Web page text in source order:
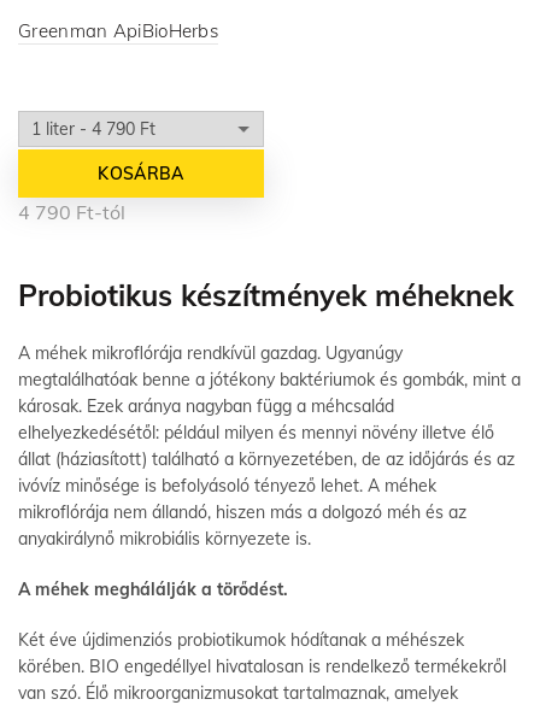
Greenman ApiBioHerbs
KOSÁRBA
4 790 Ft-tól
Probiotikus készítmények méheknek
A méhek mikroflórája rendkívül gazdag. Ugyanúgy
megtalálhatóak benne a jótékony baktériumok és gombák, mint a
károsak. Ezek aránya nagyban függ a méhcsalád
elhelyezkedésétől: például milyen és mennyi növény illetve élő
állat (háziasított) található a környezetében, de az időjárás és az
ivóvíz minősége is befolyásoló tényező lehet. A méhek
mikroflórája nem állandó, hiszen más a dolgozó méh és az
anyakirálynő mikrobiális környezete is.
A méhek meghálálják a törődést.
Két éve újdimenziós probiotikumok hódítanak a méhészek
körében. BIO engedéllyel hivatalosan is rendelkező termékekről
van szó. Élő mikroorganizmusokat tartalmaznak, amelyek